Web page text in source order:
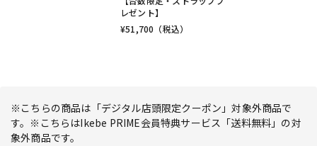
レゼント】
¥51,700 （税込）
※こちらの商品は「デジタル店頭限定クーポン」対象外商品で
す。※こちらはIkebe PRIME会員特典サービス「送料無料」の対
象外商品です。